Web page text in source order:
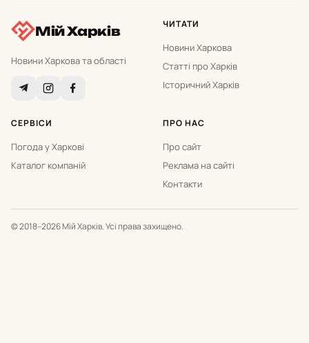
Мій Харків
Новини Харкова та області
ЧИТАТИ
Новини Харкова
Статті про Харків
Історичний Харків
СЕРВІСИ
Погода у Харкові
Каталог компаній
ПРО НАС
Про сайт
Реклама на сайті
Контакти
© 2018–2026 Мій Харків. Усі права захищено.